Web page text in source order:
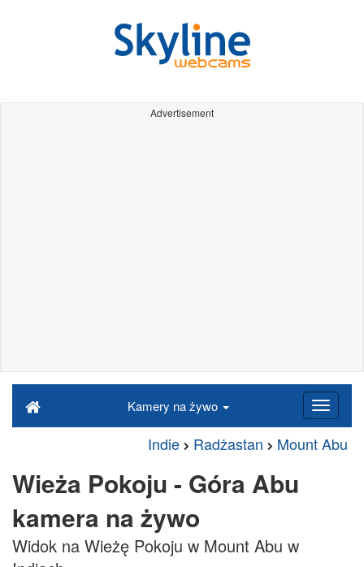
Advertisement
Kamery na żywo
Indie Radżastan Mount Abu
Wieża Pokoju - Góra Abu
kamera na żywo
Widok na Wieżę Pokoju w Mount Abu w